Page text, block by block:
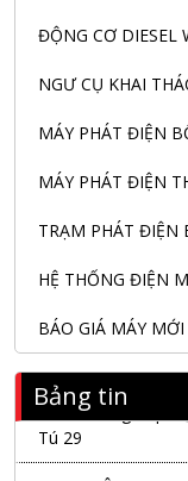
ĐỘNG CƠ DIESEL
NGƯ CỤ KHAI
MÁY PHÁT ĐIỆN
MÁY PHÁT ĐIỆN
TRẠM PHÁT ĐIỆN
HỆ THỐNG ĐIỆN
BÁO GIÁ MÁY MỚI
Bảng tin
Nanibi Cung Cấp
Tú 29